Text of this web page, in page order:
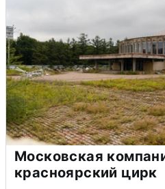
Московская
красноярский цирк